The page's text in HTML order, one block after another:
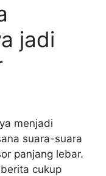
jadi
menjadi
suara-suara
panjang lebar.
cukup